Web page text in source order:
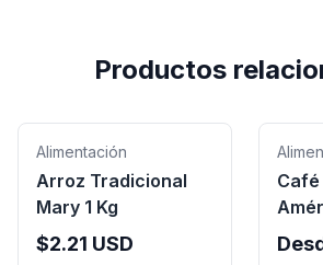
Productos
Alimentación
Arroz Tradicional
Mary 1 Kg
$2.21 USD
Café